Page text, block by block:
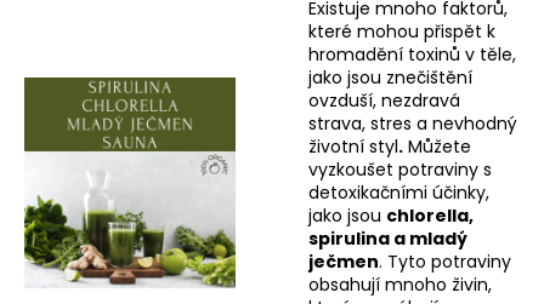
Existuje mnoho faktorů,
které mohou přispět k
hromadění toxinů v těle,
jako jsou znečištění
ovzduší, nezdravá
strava, stres a nevhodný
životní styl. Můžete
vyzkoušet potraviny s
detoxikačními účinky,
jako jsou chlorella,
spirulina a mladý
ječmen. Tyto potraviny
obsahují mnoho živin,